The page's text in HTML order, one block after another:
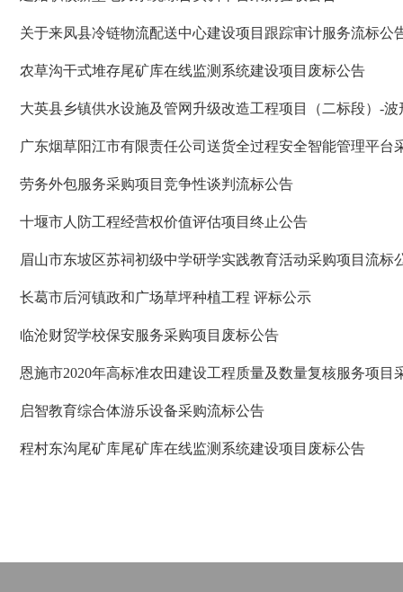
关于来凤县冷链物流配送中心建设项目跟踪审计服务流标公
农草沟干式堆存尾矿库在线监测系统建设项目废标公告
大英县乡镇供水设施及管网升级改造工程项目（二标段）-
广东烟草阳江市有限责任公司送货全过程安全智能管理平台
劳务外包服务采购项目竞争性谈判流标公告
十堰市人防工程经营权价值评估项目终止公告
眉山市东坡区苏祠初级中学研学实践教育活动采购项目流标
长葛市后河镇政和广场草坪种植工程 评标公示
临沧财贸学校保安服务采购项目废标公告
恩施市2020年高标准农田建设工程质量及数量复核服务项目
启智教育综合体游乐设备采购流标公告
程村东沟尾矿库尾矿库在线监测系统建设项目废标公告